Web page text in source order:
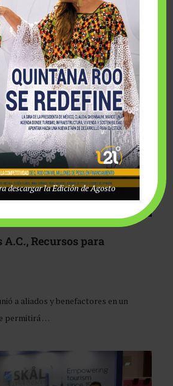
Make-A-Wish México unieron
el deseo de una …
Recursos para
a aliados y benefactores en un
permitirá …
descargar la Edición de Agosto